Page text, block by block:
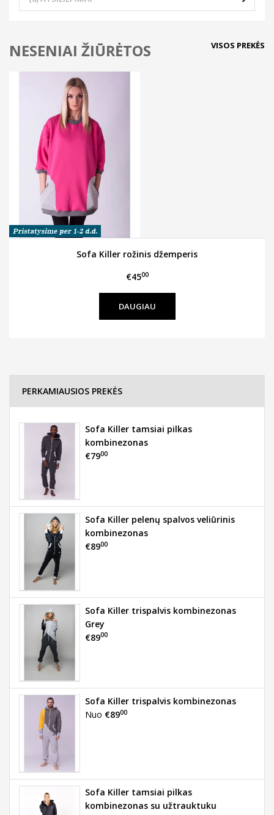
NESENIAI ŽIŪRĖTOS VISOS PREKĖS
Sofa Killer rožinis džemperis
€4500
DAUGIAU
PERKAMIAUSIOS PREKĖS
Sofa Killer tamsiai pilkas
kombinezonas
€7900
Sofa Killer pelenų spalvos veliūrinis
kombinezonas
€8900
Sofa Killer trispalvis kombinezonas
Grey
€8900
Sofa Killer trispalvis kombinezonas
Nuo €8900
Sofa Killer tamsiai pilkas
kombinezonas su užtrauktuku